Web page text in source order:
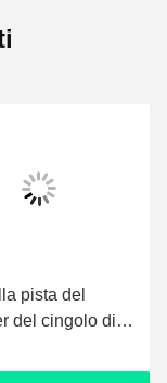
pista del
del cingolo di
sorgono